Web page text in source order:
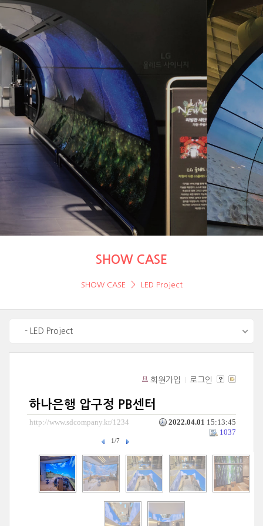
Development & Creation
함께 진화하고 혁신을 추구합니다.
Media ART
SHOW CASE
SHOW CASE LED Project
- LED Project
회원가입 로그인
하나은행 압구정 PB센터
http://www.sdcompany.kr/1234 2022.04.01 15:13:45
1037
1/7